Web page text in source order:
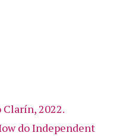
2022.
do Independent